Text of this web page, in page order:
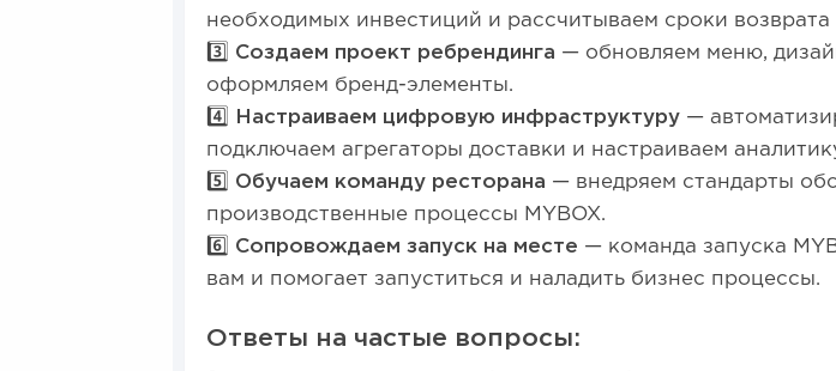
необходимых инвестиций и рассчитываем сроки
3️⃣ Создаем проект ребрендинга — обновляем меню,
оформляем бренд-элементы.
4️⃣
Настраиваем цифровую инфраструктуру —
подключаем агрегаторы доставки и настраиваем
5️⃣ Обучаем команду ресторана — внедряем стандарты
производственные процессы MYBOX.
6️⃣ Сопровождаем запуск на месте — команда запуска
вам и помогает запуститься и наладить бизнес процессы.
Ответы на частые вопросы: